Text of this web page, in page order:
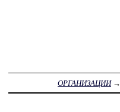
ОРГАНИЗАЦИИ→